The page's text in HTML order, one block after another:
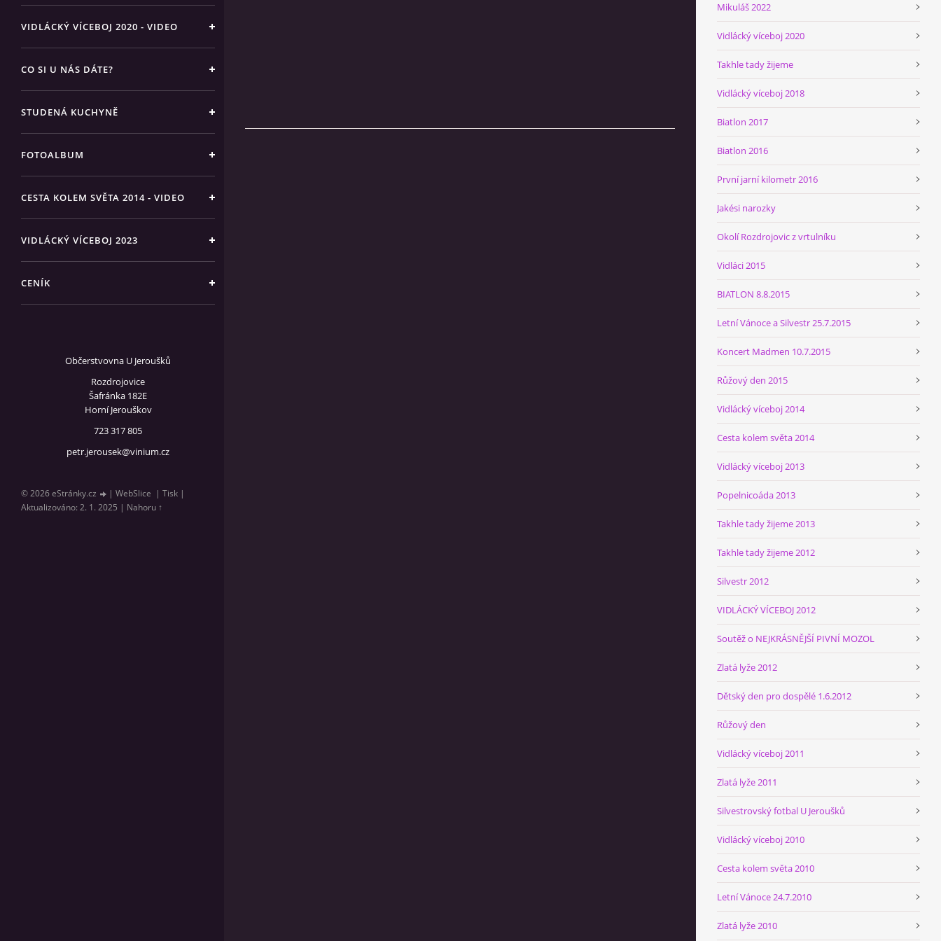
VIDLÁCKÝ VÍCEBOJ 2020 - VIDEO
CO SI U NÁS DÁTE?
STUDENÁ KUCHYNĚ
FOTOALBUM
CESTA KOLEM SVĚTA 2014 - VIDEO
VIDLÁCKÝ VÍCEBOJ 2023
CENÍK
Občerstvovna U Jeroušků
Rozdrojovice
Šafránka 182E
Horní Jerouškov
723 317 805
petr.jerousek@vinium.cz
© 2026 eStránky.cz | WebSlice | Tisk |
Aktualizováno: 2. 1. 2025 | Nahoru ↑
Mikuláš 2022
Vidlácký víceboj 2020
Takhle tady žijeme
Vidlácký víceboj 2018
Biatlon 2017
Biatlon 2016
První jarní kilometr 2016
Jakési narozky
Okolí Rozdrojovic z vrtulníku
Vidláci 2015
BIATLON 8.8.2015
Letní Vánoce a Silvestr 25.7.2015
Koncert Madmen 10.7.2015
Růžový den 2015
Vidlácký víceboj 2014
Cesta kolem světa 2014
Vidlácký víceboj 2013
Popelnicoáda 2013
Takhle tady žijeme 2013
Takhle tady žijeme 2012
Silvestr 2012
VIDLÁCKÝ VÍCEBOJ 2012
Soutěž o NEJKRÁSNĚJŠÍ PIVNÍ MOZOL
Zlatá lyže 2012
Dětský den pro dospělé 1.6.2012
Růžový den
Vidlácký víceboj 2011
Zlatá lyže 2011
Silvestrovský fotbal U Jeroušků
Vidlácký víceboj 2010
Cesta kolem světa 2010
Letní Vánoce 24.7.2010
Zlatá lyže 2010